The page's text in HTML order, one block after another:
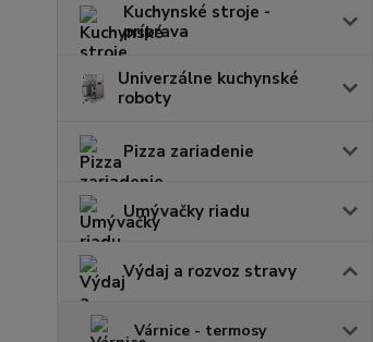
Kuchynské stroje -
príprava
Univerzálne kuchynské
roboty
Pizza zariadenie
Umývačky riadu
Výdaj a rozvoz stravy
Várnice - termosy